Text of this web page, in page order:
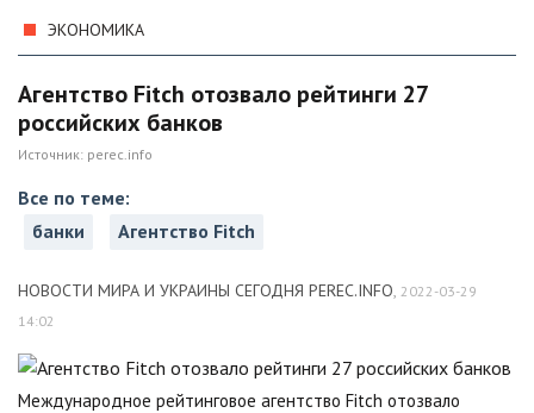
ЭКОНОМИКА
Агентство Fitch отозвало рейтинги 27
российских банков
Источник: perec.info
Все по теме:
банки
Агентство Fitch
НОВОСТИ МИРА И УКРАИНЫ СЕГОДНЯ PEREC.INFO, 2022-03-29
14:02
Международное рейтинговое агентство Fitch отозвало